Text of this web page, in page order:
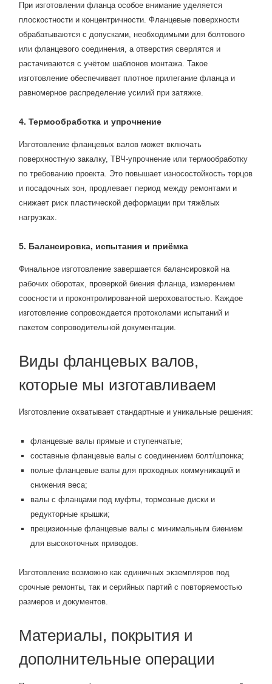
При изготовлении фланца особое внимание уделяется
плоскостности и концентричности. Фланцевые поверхности
обрабатываются с допусками, необходимыми для болтового
или фланцевого соединения, а отверстия сверлятся и
растачиваются с учётом шаблонов монтажа. Такое
изготовление обеспечивает плотное прилегание фланца и
равномерное распределение усилий при затяжке.
4. Термообработка и упрочнение
Изготовление фланцевых валов может включать
поверхностную закалку, ТВЧ-упрочнение или термообработку
по требованию проекта. Это повышает износостойкость торцов
и посадочных зон, продлевает период между ремонтами и
снижает риск пластической деформации при тяжёлых
нагрузках.
5. Балансировка, испытания и приёмка
Финальное изготовление завершается балансировкой на
рабочих оборотах, проверкой биения фланца, измерением
соосности и проконтролированной шероховатостью. Каждое
изготовление сопровождается протоколами испытаний и
пакетом сопроводительной документации.
Виды фланцевых валов,
которые мы изготавливаем
Изготовление охватывает стандартные и уникальные решения:
фланцевые валы прямые и ступенчатые;
составные фланцевые валы с соединением болт/шпонка;
полые фланцевые валы для проходных коммуникаций и
снижения веса;
валы с фланцами под муфты, тормозные диски и
редукторные крышки;
прецизионные фланцевые валы с минимальным биением
для высокоточных приводов.
Изготовление возможно как единичных экземпляров под
срочные ремонты, так и серийных партий с повторяемостью
размеров и документов.
Материалы, покрытия и
дополнительные операции